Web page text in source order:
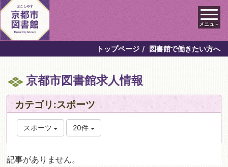
メニュ－
トップページ 図書館で働きたい方へ
京都市図書館求人情報
カテゴリ:スポーツ
スポーツ 20件
記事がありません。